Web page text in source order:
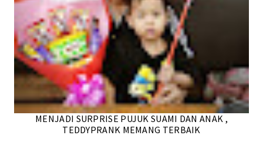
MENJADI SURPRISE PUJUK SUAMI DAN ANAK ,
TEDDYPRANK MEMANG TERBAIK